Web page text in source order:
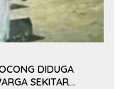
DIDUGA
SEKITAR